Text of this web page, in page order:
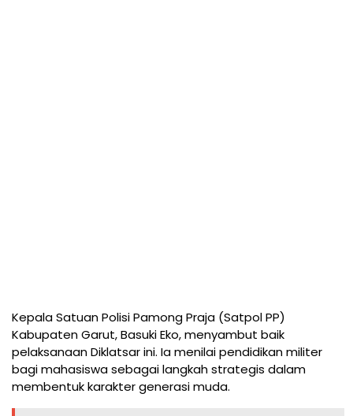
Kepala Satuan Polisi Pamong Praja (Satpol PP)
Kabupaten Garut, Basuki Eko, menyambut baik
pelaksanaan Diklatsar ini. Ia menilai pendidikan militer
bagi mahasiswa sebagai langkah strategis dalam
membentuk karakter generasi muda.